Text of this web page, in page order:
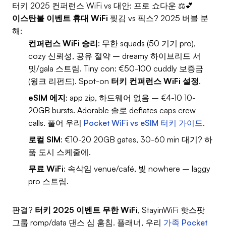
터키 2025 컨퍼런스 WiFi vs 대안: 프로 쇼다운 ⚖️💕
이스탄불 이벤트 휴대 WiFi 찢김 vs 픽스? 2025 버블 분
해:
컨퍼런스 WiFi 승리: 무한 squads (50 기기 pro),
cozy 신뢰성, 공유 절약 – dreamy 하이브리드 서
밋/gala 스트림. Tiny con: €50-100 cuddly 보증금
(윙크 리펀드). Spot-on 터키 컨퍼런스 WiFi 설정.
eSIM 에지: app zip, 하드웨어 없음 – €4-10 10-
20GB bursts. Adorable 솔로 deflates caps crew
calls. 풀어 우리 Pocket WiFi vs eSIM 터키 가이드.
로컬 SIM: €10-20 20GB gates, 30-60 min 대기? 하
품 도시 스케줄에.
무료 WiFi: 속삭임 venue/café, 빛 nowhere – laggy
pro 스트림.
판결? 터키 2025 이벤트 무한 WiFi, StayinWiFi 핫스팟
그룹 romp/data 댄스 심 훔침. 플래너, 우리 가족 Pocket